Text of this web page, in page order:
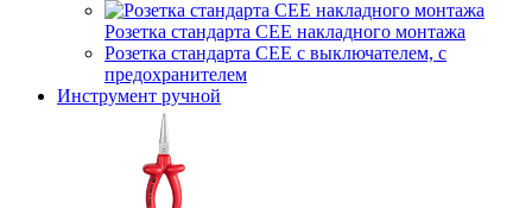
Розетка стандарта СЕЕ накладного монтажа
Розетка стандарта СЕЕ с выключателем, с
предохранителем
Инструмент ручной